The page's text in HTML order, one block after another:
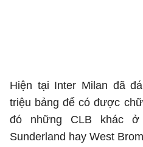
Hiện tại Inter Milan đã
triệu bảng để có được
đó những CLB khác
Sunderland hay West